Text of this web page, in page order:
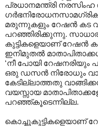
പ്രധാനമന്ത്രി നരസിംഹ
മരുന്നുകളും റേഷന്‍ കട
പറഞ്ഞിരിക്കുന്നു.
കുട്ടികളെയാണ് റേഷന്‍
ഇനിമുതല്‍
‘നീ പോയി
ഒരു ഡസന്‍ നിരോധും
കേടില്ലാത്തതു
വയസ്സായ
പറഞ്ഞ്കൂടെന്നില്ല.
കൊച്ചുകുട്ടികളെയാണ്